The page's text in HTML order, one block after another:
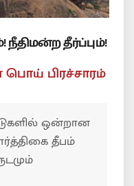
நீதிமன்ற தீர்ப்பும்!
பொய் பிரச்சாரம்
ஒன்றான
தீபம்